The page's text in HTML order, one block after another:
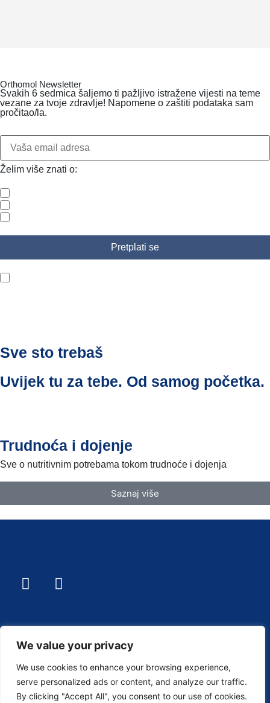
We value your privacy
We use cookies to enhance your browsing experience,
serve personalized ads or content, and analyze our traffic.
By clicking "Accept All", you consent to our use of cookies.
Orthomol Newsletter
Svakih 6 sedmica šaljemo ti pažljivo istražene vijesti na teme
vezane za tvoje zdravlje! Napomene o zaštiti podataka sam
pročitao/la.
Želim više znati o:
Sve sto trebaš
Uvijek tu za tebe. Od samog početka.
Trudnoća i dojenje
Sve o nutritivnim potrebama tokom trudnoće i dojenja
Saznaj više
Pronađi najbliže prodajno mjesto